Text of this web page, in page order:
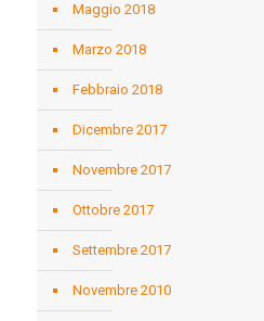
Maggio 2018
Marzo 2018
Febbraio 2018
Dicembre 2017
Novembre 2017
Ottobre 2017
Settembre 2017
Novembre 2010